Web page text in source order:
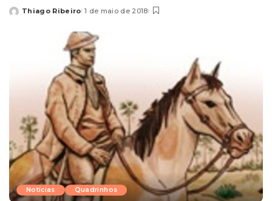
Posted
Thiago Ribeiro 1 de maio de 2018
Notícias Quadrinhos